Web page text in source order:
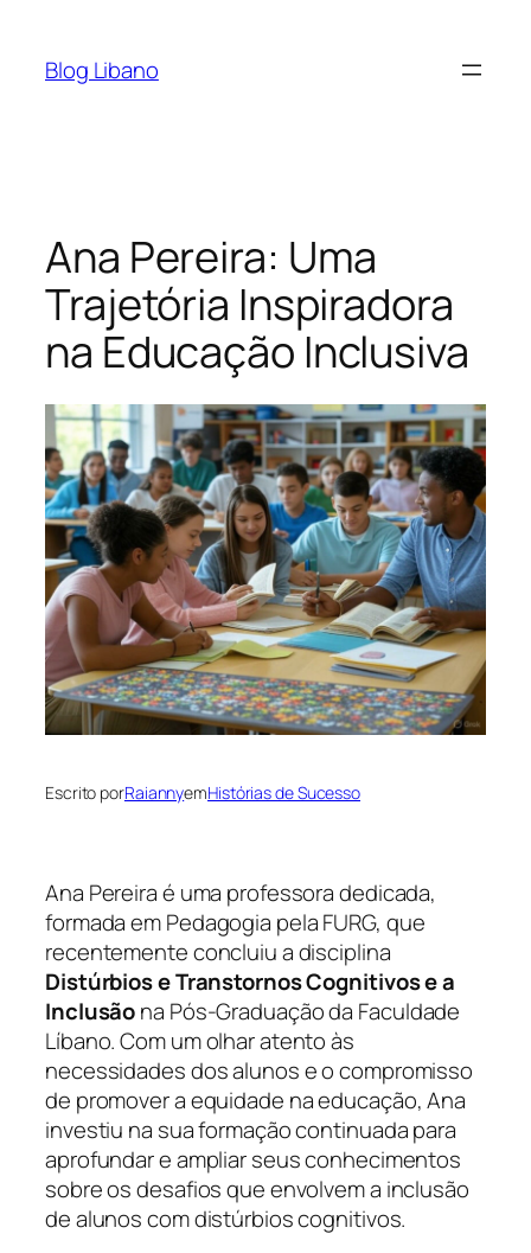
Blog Libano
Ana Pereira: Uma
Trajetória Inspiradora
na Educação Inclusiva
Escrito porRaiannyemHistórias de Sucesso
Ana Pereira é uma professora dedicada,
formada em Pedagogia pela FURG, que
recentemente concluiu a disciplina
Distúrbios e Transtornos Cognitivos e a
Inclusãona Pós-Graduação da Faculdade
Líbano. Com um olhar atento às
necessidades dos alunos e o compromisso
de promover a equidade na educação, Ana
investiu na sua formação continuada para
aprofundar e ampliar seus conhecimentos
sobre os desafios que envolvem a inclusão
de alunos com distúrbios cognitivos.